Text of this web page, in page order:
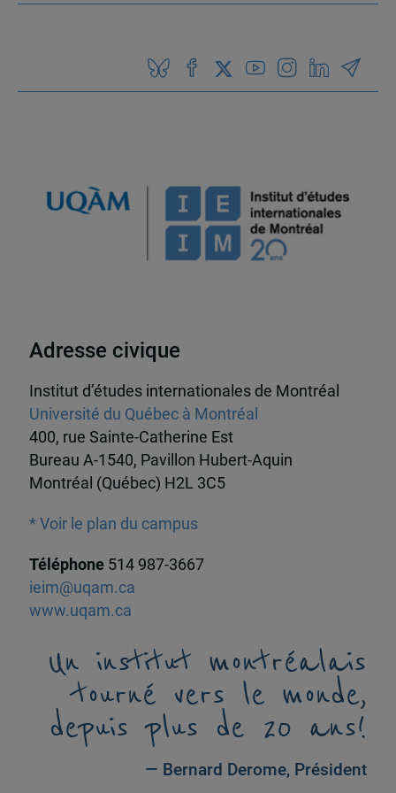
Adresse civique
Institut d’études internationales de Montréal
Université du Québec à Montréal
400, rue Sainte-Catherine Est
Bureau A-1540, Pavillon Hubert-Aquin
Montréal (Québec) H2L 3C5
* Voir le plan du campus
Téléphone 514 987-3667
ieim@uqam.ca
www.uqam.ca
Un institut montréalais
tourné vers le monde,
depuis plus de 20 ans!
— Bernard Derome, Président